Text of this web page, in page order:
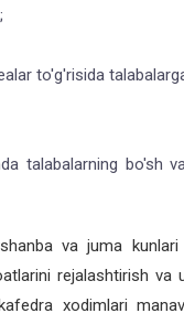
to'g'risida
talabalarning bo'sh
va juma
rejalashtirish va
xodimlari